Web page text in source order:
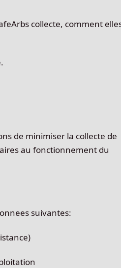
collecte, comment
de minimiser la collecte de
au fonctionnement du
suivantes: